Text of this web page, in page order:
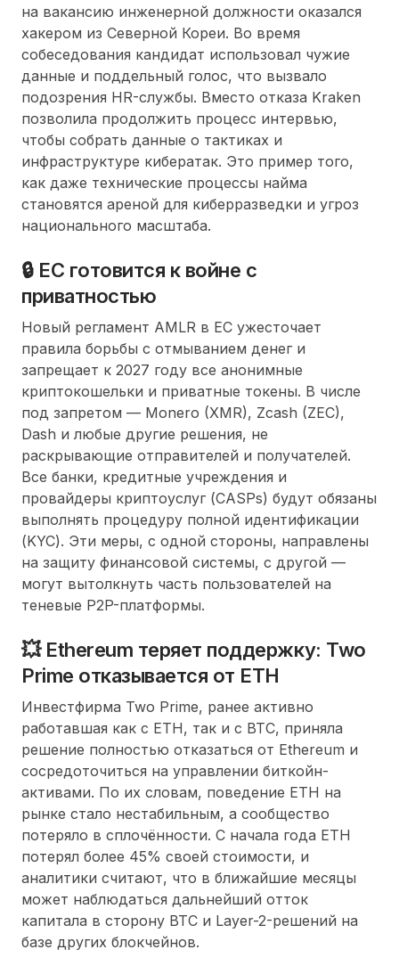
на вакансию инженерной должности оказался
хакером из Северной Кореи. Во время
собеседования кандидат использовал чужие
данные и поддельный голос, что вызвало
подозрения HR-службы. Вместо отказа Kraken
позволила продолжить процесс интервью,
чтобы собрать данные о тактиках и
инфраструктуре кибератак. Это пример того,
как даже технические процессы найма
становятся ареной для киберразведки и угроз
национального масштаба.
🔒 ЕС готовится к войне с
приватностью
Новый регламент AMLR в ЕС ужесточает
правила борьбы с отмыванием денег и
запрещает к 2027 году все анонимные
криптокошельки и приватные токены. В числе
под запретом — Monero (XMR), Zcash (ZEC),
Dash и любые другие решения, не
раскрывающие отправителей и получателей.
Все банки, кредитные учреждения и
провайдеры криптоуслуг (CASPs) будут обязаны
выполнять процедуру полной идентификации
(KYC). Эти меры, с одной стороны, направлены
на защиту финансовой системы, с другой —
могут вытолкнуть часть пользователей на
теневые P2P-платформы.
💥 Ethereum теряет поддержку: Two
Prime отказывается от ETH
Инвестфирма Two Prime, ранее активно
работавшая как с ETH, так и с BTC, приняла
решение полностью отказаться от Ethereum и
сосредоточиться на управлении биткойн-
активами. По их словам, поведение ETH на
рынке стало нестабильным, а сообщество
потеряло в сплочённости. С начала года ETH
потерял более 45% своей стоимости, и
аналитики считают, что в ближайшие месяцы
может наблюдаться дальнейший отток
капитала в сторону BTC и Layer-2-решений на
базе других блокчейнов.